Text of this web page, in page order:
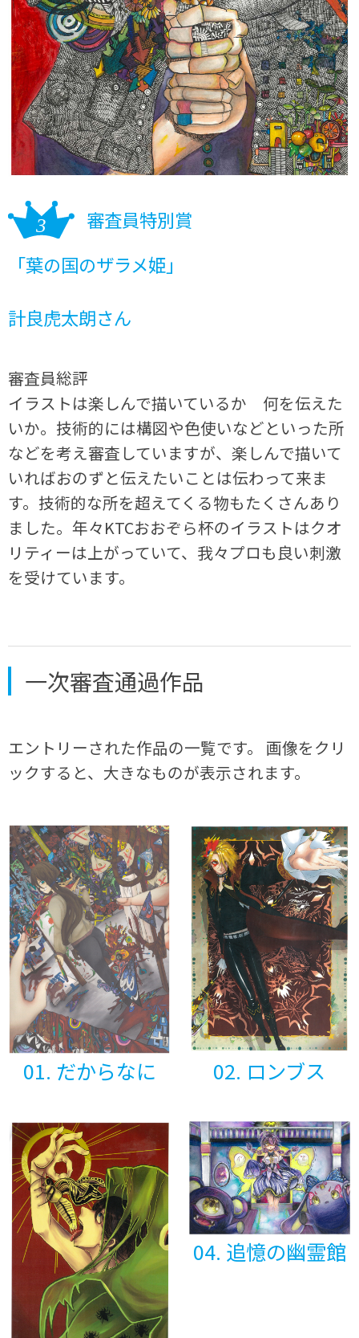
審査員特別賞
「葉の国のザラメ姫」
計良虎太朗さん
審査員総評
イラストは楽しんで描いているか 何を伝えた
いか。技術的には構図や色使いなどといった所
などを考え審査していますが、楽しんで描いて
いればおのずと伝えたいことは伝わって来ま
す。技術的な所を超えてくる物もたくさんあり
ました。年々KTCおおぞら杯のイラストはクオ
リティーは上がっていて、我々プロも良い刺激
を受けています。
一次審査通過作品
エントリーされた作品の一覧です。 画像をクリ
ックすると、大きなものが表示されます。
01. だからなに 02. ロンブス
04. 追憶の幽霊館